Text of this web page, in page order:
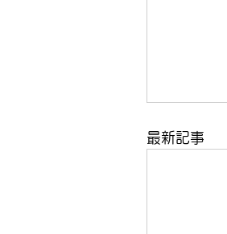
最新記事